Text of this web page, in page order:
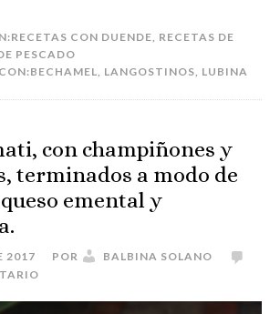
RECETAS CON DUENDE RECETAS DE
PESCADO
BECHAMEL LANGOSTINOS LUBINA
con champiñones y
terminados a modo de
emental y
2017 POR
BALBINA SOLANO